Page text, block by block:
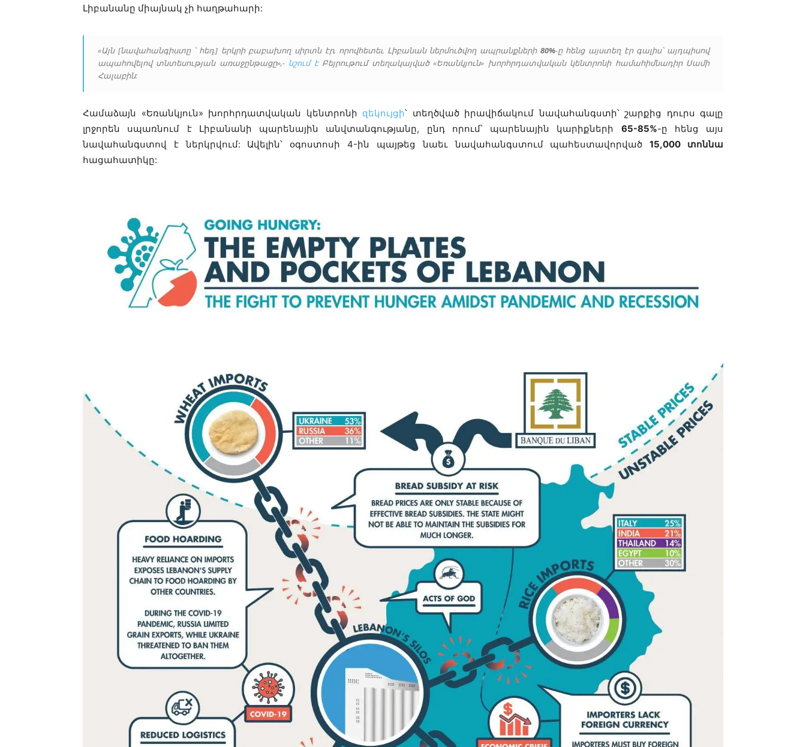
Լիբանանը միայնակ չի հաղթահարի:
«Այն [նավահանգիստը ՝ հեղ.] երկրի բաբախող սիրտն էր, որովհետեւ Լիբանան ներմուծվող ապրանքների 80%-ը հենց այստեղ էր գալիս՝ այդպիսով
ապահովելով տնտեսության առաջընթացը»,- նշում էԲեյրութում տեղակայված «Եռանկյուն» խորհրդատվական կենտրոնի համահիմնադիր Սամի
Հալաբին:
Համաձայն «Եռանկյուն» խորհրդատվական կենտրոնի զեկույցի՝ տեղծված իրավիճակում նավահանգստի՝ շարքից դուրս գալը
լրջորեն սպառնում է Լիբանանի պարենային անվտանգությանը, ընդ որում՝ պարենային կարիքների 65-85%-ը հենց այս
նավահանգստով է ներկրվում: Ավելին՝ օգոստոսի 4-ին պայթեց նաեւ նավահանգստում պահեստավորված15,000 տոննա
հացահատիկը: